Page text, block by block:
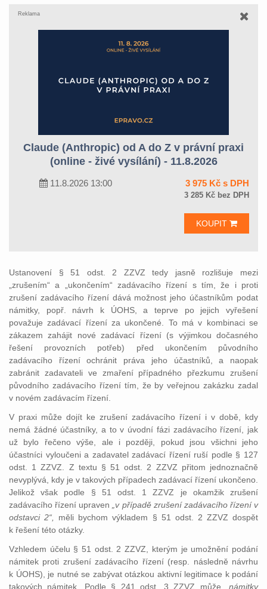
Reklama
Claude (Anthropic) od A do Z v právní praxi
(online - živé vysílání) - 11.8.2026
11.8.2026 13:00 3 975 Kč s DPH
3 285 Kč bez DPH
KOUPIT
Ustanovení § 51 odst. 2 ZZVZ tedy jasně rozlišuje mezi
„zrušením“ a „ukončením“ zadávacího řízení s tím, že i proti
zrušení zadávacího řízení dává možnost jeho účastníkům podat
námitky, popř. návrh k ÚOHS, a teprve po jejich vyřešení
považuje zadávací řízení za ukončené. To má v kombinaci se
zákazem zahájit nové zadávací řízení (s výjimkou dočasného
řešení provozních potřeb) před ukončením původního
zadávacího řízení ochránit práva jeho účastníků, a naopak
zabránit zadavateli ve zmaření případného přezkumu zrušení
původního zadávacího řízení tím, že by veřejnou zakázku zadal
v novém zadávacím řízení.
V praxi může dojít ke zrušení zadávacího řízení i v době, kdy
nemá žádné účastníky, a to v úvodní fázi zadávacího řízení, jak
už bylo řečeno výše, ale i později, pokud jsou všichni jeho
účastníci vyloučeni a zadavatel zadávací řízení ruší podle § 127
odst. 1 ZZVZ. Z textu § 51 odst. 2 ZZVZ přitom jednoznačně
nevyplývá, kdy je v takových případech zadávací řízení ukončeno.
Jelikož však podle § 51 odst. 1 ZZVZ je okamžik zrušení
zadávacího řízení upraven
„v případě zrušení zadávacího řízení v
odstavci 2“,
měli bychom výkladem § 51 odst. 2 ZZVZ dospět
k řešení této otázky.
Vzhledem účelu § 51 odst. 2 ZZVZ, kterým je umožnění podání
námitek proti zrušení zadávacího řízení (resp. následně návrhu
k ÚOHS), je nutné se zabývat otázkou aktivní legitimace k podání
takových námitek. Podle § 241 odst. 3 ZZVZ může
„námitky